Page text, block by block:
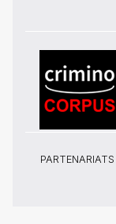
PARTENARIATS